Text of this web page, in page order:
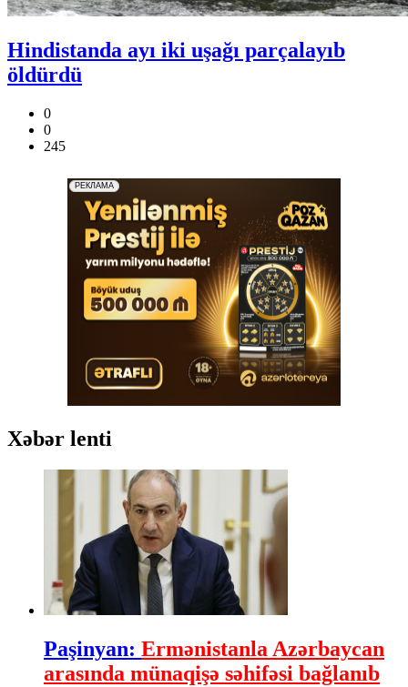
Hindistanda ayı iki uşağı parçalayıb
öldürdü
0
0
245
Xəbər lenti
Paşinyan: Ermənistanla Azərbaycan
arasında münaqişə səhifəsi bağlanıb